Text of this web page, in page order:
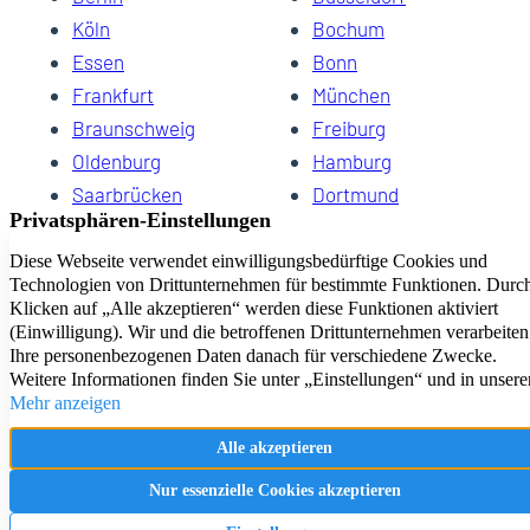
Köln
Bochum
Essen
Bonn
Frankfurt
München
Braunschweig
Freiburg
Oldenburg
Hamburg
Saarbrücken
Dortmund
Hannover
Dresden
Kiel
Wuppertal
Bremen
HomeCompany eG Ihre Agenturen für Wohnen auf Zeit
Impressum Datenschutz Kontakt